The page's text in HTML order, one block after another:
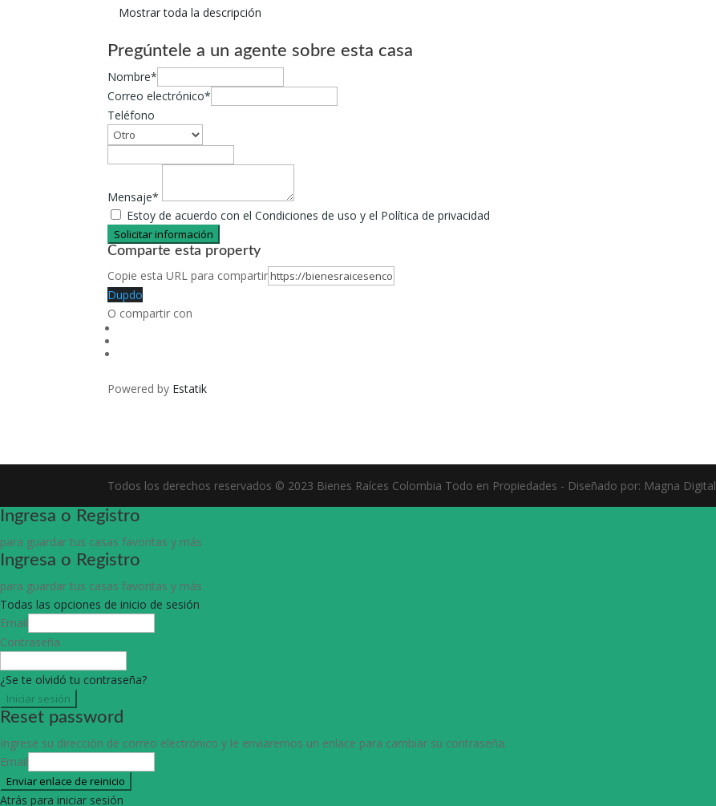
Mostrar toda la descripción
Pregúntele a un agente sobre esta casa
Nombre*
Correo electrónico*
Teléfono
Mensaje*
Estoy de acuerdo con el Condiciones de uso y el Política de privacidad
Solicitar información
Comparte esta property
Copie esta URL para compartir
Dupdo
O compartir con
Powered by Estatik
Todos los derechos reservados © 2023 Bienes Raíces Colombia Todo en Propiedades - Diseñado por: Magna Digital
Ingresa o Registro
para guardar tus casas favoritas y más
Ingresa o Registro
para guardar tus casas favoritas y más
Todas las opciones de inicio de sesión
Email
Contraseña
¿Se te olvidó tu contraseña?
Iniciar sesión
Reset password
Ingrese su dirección de correo electrónico y le enviaremos un enlace para cambiar su contraseña.
Email
Enviar enlace de reinicio
Atrás para iniciar sesión